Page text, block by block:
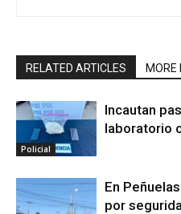
RELATED ARTICLES MORE
Policial
Incautan
laboratorio
En
por